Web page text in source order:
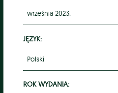
września 2023.
JĘZYK:
Polski
ROK WYDANIA: